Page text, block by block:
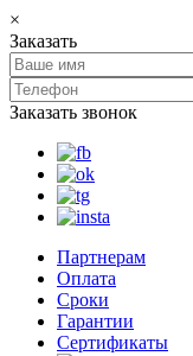
×
Заказать
Заказать звонок
Партнерам
Оплата
Сроки
Гарантии
Сертификаты